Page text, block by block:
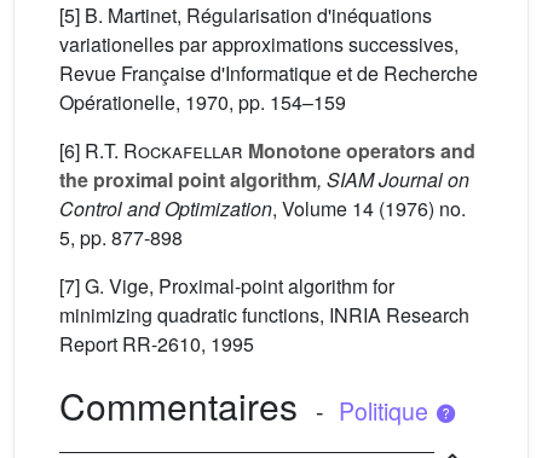
[5] B. Martinet, Régularisation d'inéquations
variationelles par approximations successives,
Revue Française d'Informatique et de Recherche
Opérationelle, 1970, pp. 154–159
[6] R.T. Rockafellar Monotone operators and
the proximal point algorithm, SIAM Journal on
Control and Optimization, Volume 14 (1976) no.
5, pp. 877-898
[7] G. Vige, Proximal-point algorithm for
minimizing quadratic functions, INRIA Research
Report RR-2610, 1995
Commentaires - Politique